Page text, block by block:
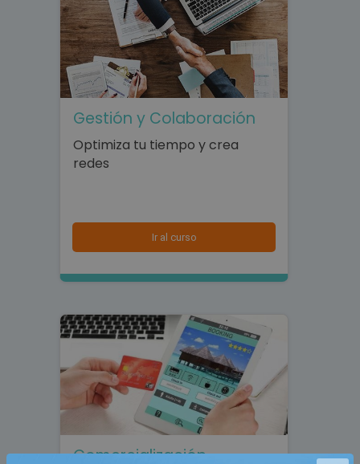
Gestión y Colaboración
Optimiza tu tiempo y crea
redes
Ir al curso
Comercialización